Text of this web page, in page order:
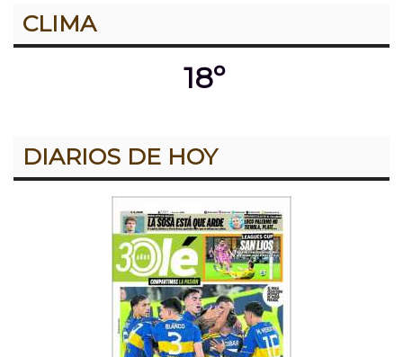
CLIMA
18º
DIARIOS DE HOY